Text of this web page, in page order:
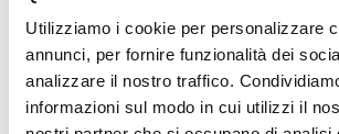
Utilizziamo i cookie per personalizzare
annunci, per fornire funzionalità dei
analizzare il nostro traffico.
informazioni sul modo in cui utilizzi il
più interessante:se il lavoro non
indirizzo, dove troveremo il senso di
— ci ha sempre fornito?